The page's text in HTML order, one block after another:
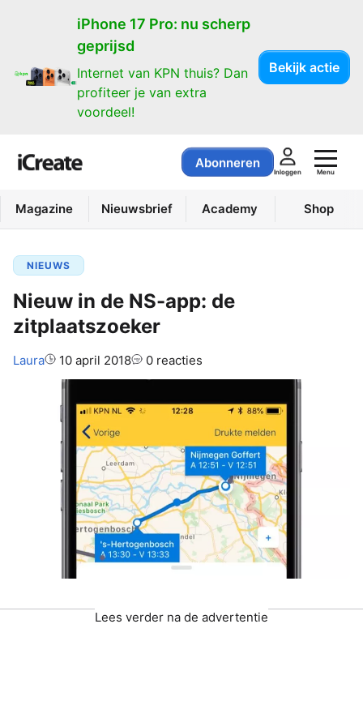
iPhone 17 Pro: nu scherp
geprijsd
Internet van KPN thuis? Dan
profiteer je van extra
voordeel!
Bekijk actie
Abonneren
Inloggen Menu
Magazine Nieuwsbrief Academy Shop
NIEUWS
Nieuw in de NS-app: de
zitplaatszoeker
Auteur:
Laura 10 april 2018 0 reacties
Lees verder na de advertentie